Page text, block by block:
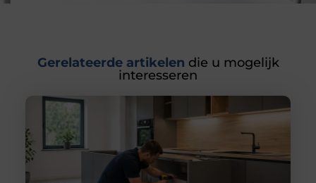
Gerelateerde artikelen die u mogelijk
interesseren